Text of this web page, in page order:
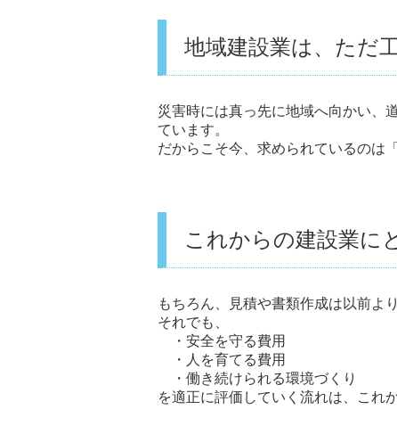
地域建設業は、ただ
災害時には真っ先に地域へ向かい、
ています。
だからこそ今、求められているのは
これからの建設業に
もちろん、見積や書類作成は以前よ
それでも、
・安全を守る費用
・人を育てる費用
・働き続けられる環境づくり
を適正に評価していく流れは、これ